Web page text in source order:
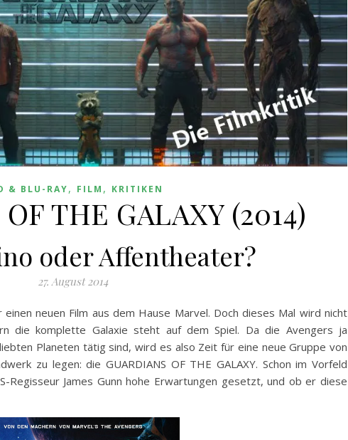
& BLU-RAY, FILM , KRITIKEN
THE GALAXY (2014)
oder Affentheater?
27. August 2014
neuen Film aus dem Hause Marvel. Doch dieses Mal wird nicht
die komplette Galaxie steht auf dem Spiel. Da die Avengers ja
Planeten tätig sind, wird es also Zeit für eine neue Gruppe von
zu legen: die GUARDIANS OF THE GALAXY. Schon im Vorfeld
Regisseur James Gunn hohe Erwartungen gesetzt, und ob er diese